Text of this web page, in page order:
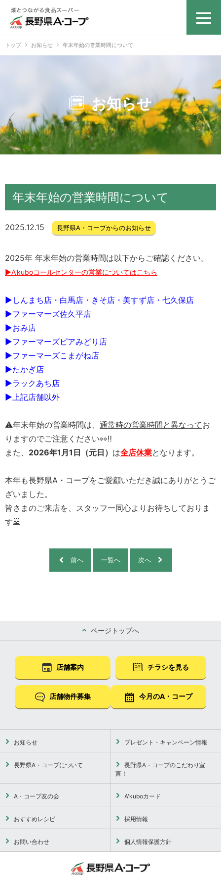
トップ お知らせ 年末年始の営業時間について
お知らせ
年末年始の営業時間について
2025.12.15 長野県A・コープからのお知らせ
2025年 年末年始の営業時間は以下からご確認ください。
▶A'kuboコールセンターの営業についてはこちら
▶しんまち店・白馬店・きそ店・美すず店・七久保店
▶ファーマーズ佐久平店
▶おみ店
▶ファーマーズピアみどり店
▶ファーマーズこまがね店
▶たかぎ店
▶ラックあち店
▶上記店舗以外
⚠年末年始の営業時間は、 通常時の営業時間と異なってお
りますのでご注意ください👀‼️
また、 2026年1月1日（元日） は全店休業となります。
本年も長野県A・コープをご愛顧いただき誠にありがとうご
ざいました。
皆さまのご来店を、スタッフ一同心よりお待ちしておりま
す🙇
前へ 一覧へ 次へ
ページトップへ
店舗案内 チラシを見る
店舗物件募集 今月のA・コープ
お知らせ プレゼント・キャンペーン情報
長野県A・コープについて
長野県A・コープのこだわり宣
言！
A・コープ友の会 A'kuboカード
おすすめレシピ 採用情報
お問い合わせ 個人情報保護方針